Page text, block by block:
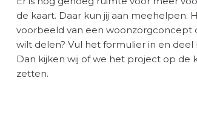
de kaart. Daar kun jij aan meehelpen.
voorbeeld van een woonzorgconcept
wilt delen? Vul het formulier in en deel
Dan kijken wij of we het project op de
zetten.